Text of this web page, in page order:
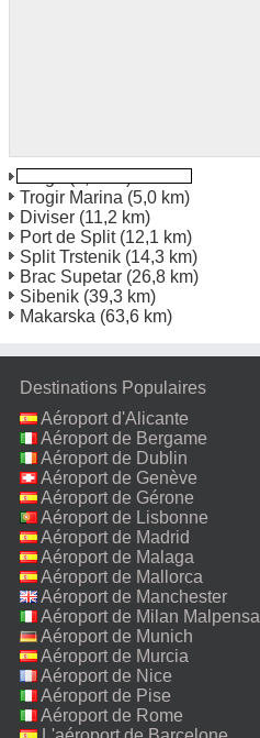
Trogir Marina (5,0 km)
Diviser (11,2 km)
Port de Split(12,1 km)
Split Trstenik (14,3 km)
Brac Supetar (26,8 km)
Sibenik (39,3 km)
Makarska (63,6 km)
Destinations Populaires
Aéroport d'Alicante
Aéroport de Bergame
Aéroport de Dublin
Aéroport de Genève
Aéroport de Gérone
Aéroport de Lisbonne
Aéroport de Madrid
Aéroport de Malaga
Aéroport de Mallorca
Aéroport de Manchester
Aéroport de Milan Malpensa
Aéroport de Munich
Aéroport de Murcia
Aéroport de Nice
Aéroport de Pise
Aéroport de Rome